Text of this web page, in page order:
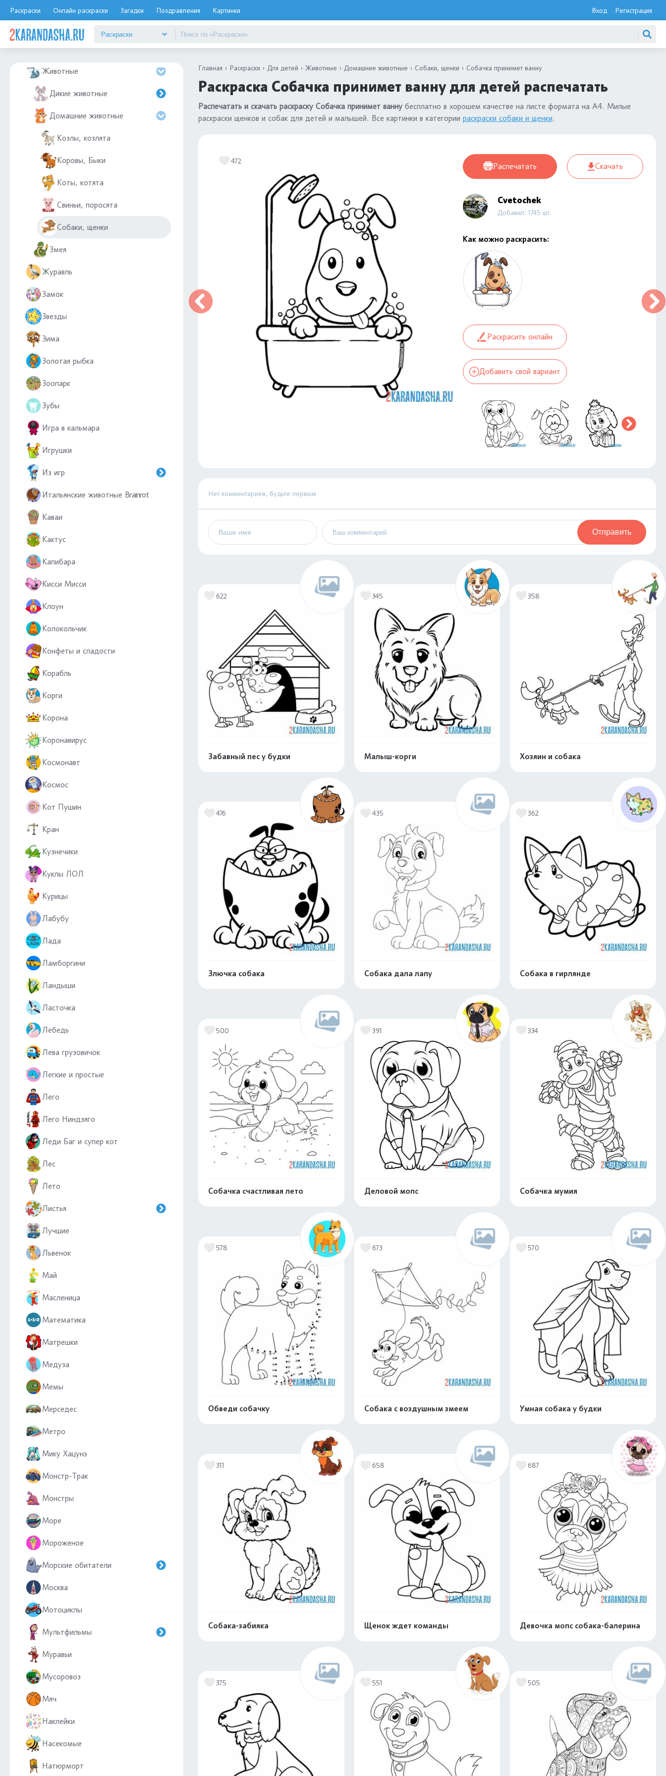
Раскраски Онлайн раскраски Загадки Поздравления Картинки Вход Регистрация
Елочные игрушки
Животные
Дикие животные
Домашние животные
Козлы, козлята
Коровы, Быки
Коты, котята
Свиньи, поросята
Собаки, щенки
Змея
Журавль
Замок
Звезды
Зима
Золотая рыбка
Зоопарк
Зубы
Игра в кальмара
Игрушки
Из игр
Итальянские животные Brainrot
Каваи
Кактус
Капибара
Кисси Мисси
Клоун
Колокольчик
Конфеты и сладости
Корабль
Корги
Корона
Коронавирус
Космонавт
Космос
Кот Пушин
Кран
Кузнечики
Куклы ЛОЛ
Курицы
Лабубу
Лада
Ламборгини
Ландыши
Ласточка
Лебедь
Лева грузовичок
Легкие и простые
Лего
Лего Ниндзяго
Леди Баг и супер кот
Лес
Лето
Листья
Лучшие
Львенок
Май
Масленица
Математика
Матрешки
Медуза
Мемы
Мерседес
Метро
Мику Хацунэ
Монстр-Трак
Монстры
Море
Мороженое
Морские обитатели
Москва
Мотоциклы
Мультфильмы
Муравьи
Мусоровоз
Мяч
Наклейки
Насекомые
Натюрморт
Главная Раскраски Для детей Животные Домашние животные Собаки, щенки Собачка принимет ванну
Раскраска Собачка принимет ванну для детей распечатать
Распечатать и скачать раскраску Собачка принимет ванну бесплатно в хорошем качестве на листе формата на А4. Милые
раскраски щенков и собак для детей и малышей. Все картинки в категории раскраски собаки и щенки.
472
Распечатать Скачать
Cvetochek
Добавил: 1745 шт.
Как можно раскрасить:
Раскрасить онлайн
Добавить свой вариант
Нет комментариев, будьте первым
Отправить
622
Забавный пес у будки
345
Малыш-корги
358
Хозяин и собака
476
Злючка собака
435
Собака дала лапу
Распечатать и скачать
362
Собака в гирлянде
500
Собачка счастливая лето
391
Деловой мопс
334
Собачка мумия
578
Обведи собачку
673
Собака с воздушным змеем
570
Умная собака у будки
Распечатать и скачать
311
Собака-забияка
658
Щенок ждет команды
Распечатать и скачать
687
Девочка мопс собака-балерина
375 551 505